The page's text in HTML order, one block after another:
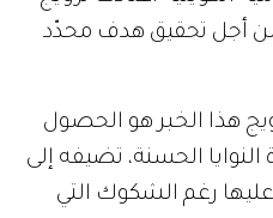
من أجل تحقيق هدف محدّد
هذا الخبر هو الحصول
الحسنة، تضيفه إلى
عليها رغم الشكوك التي